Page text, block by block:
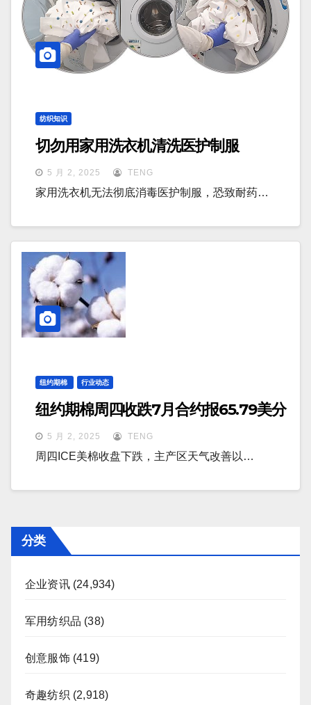
纺织知识
切勿用家用洗衣机清洗医护制服
5 月 2, 2025 TENG
家用洗衣机无法彻底消毒医护制服，恐致耐药…
纽约期棉 行业动态
纽约期棉周四收跌7月合约报65.79美分
5 月 2, 2025 TENG
周四ICE美棉收盘下跌，主产区天气改善以…
分类
企业资讯(24,934)
军用纺织品 (38)
创意服饰(419)
奇趣纺织 (2,918)